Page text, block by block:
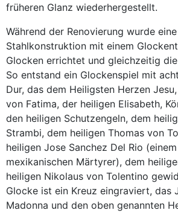
früheren Glanz wiederhergestellt.
Während der Renovierung wurde
Stahlkonstruktion mit einem
Glocken errichtet und gleichzeitig
So entstand ein Glockenspiel mit
Dur, das dem Heiligsten Herzen
von Fatima, der heiligen Elisabeth,
den heiligen Schutzengeln, dem
Strambi, dem heiligen Thomas von
heiligen Jose Sanchez Del Rio
mexikanischen Märtyrer), dem
heiligen Nikolaus von Tolentino
Glocke ist ein Kreuz eingraviert, das
Madonna und den oben genannten